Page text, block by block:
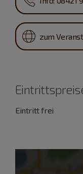
zum
Eintritt frei